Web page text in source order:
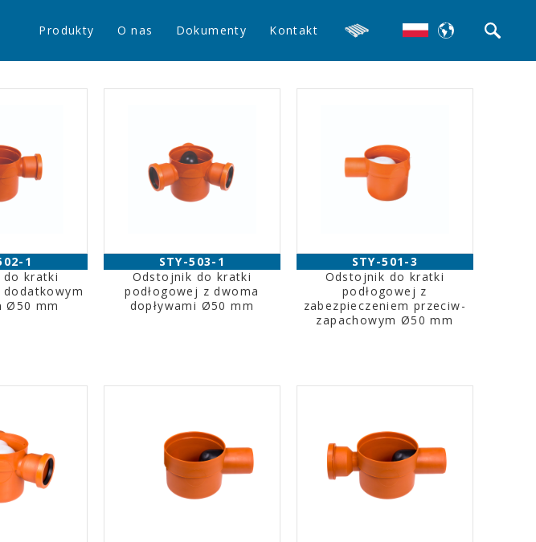
Produkty O nas Dokumenty Kontakt
1
kratki
Ø50 mm
STY-503-1
Odstojnik do kratki
podłogowej z dwoma
dopływami Ø50 mm
STY-501-3
Odstojnik do kratki
podłogowej z
zabezpieczeniem przeciw-
zapachowym Ø50 mm